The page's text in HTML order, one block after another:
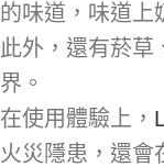
的味道，味道上
此外，還有菸草
界。
在使用體驗上，
火災隱患，還會